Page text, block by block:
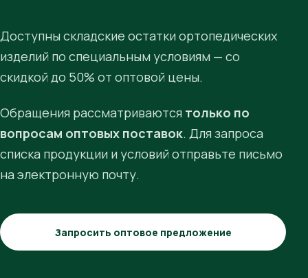
Доступны складские остатки ортопедических
изделий по специальным условиям — со
скидкой до 50% от оптовой цены.
Обращения рассматриваются только по
вопросам оптовых поставок. Для запроса
списка продукции и условий отправьте письмо
на электронную почту.
Запросить оптовое предложение